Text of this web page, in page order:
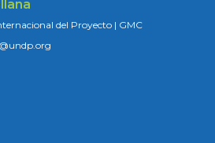
del Proyecto | GMC